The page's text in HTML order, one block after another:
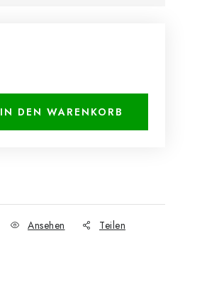
IN DEN WARENKORB
Ansehen Teilen